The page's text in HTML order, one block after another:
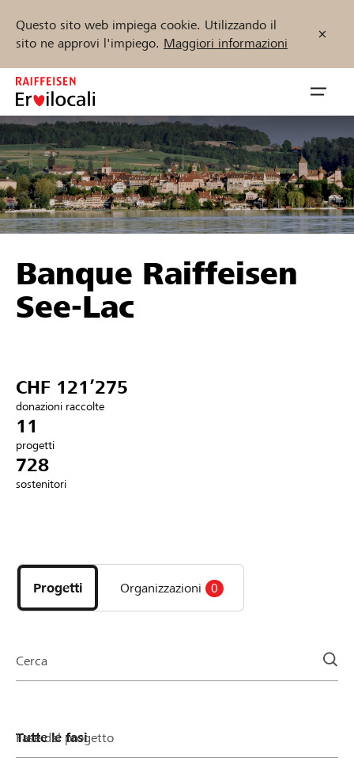
Questo sito web impiega cookie. Utilizzando il
sito ne approvi l'impiego. Maggiori informazioni
Zum
Inhalt
springen
öffnen
Sostenere
Aiuto & supporto
Collegarsi
Trova progetti e organizzazioni
Inizia ora
DE FR IT
Banque Raiffeisen
See-Lac
CHF 121’275
donazioni raccolte
11
progetti
728
sostenitori
i
progetti
e
della
Progetti Organizzazioni 0
Cerca
Fase del progetto